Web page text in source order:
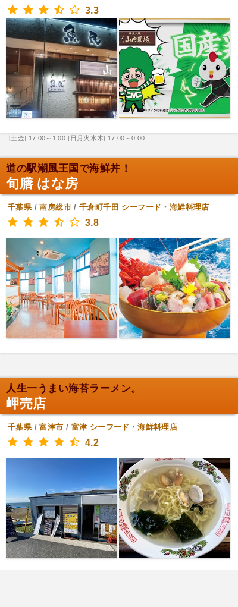
3.3
[土金] 17:00～1:00 [日月火水木] 17:00～0:00
道の駅潮風王国で海鮮丼！
旬膳 はな房
千葉県/南房総市/千倉町千田 シーフード・海鮮料理店
3.8
人生一うまい海苔ラーメン。
岬売店
千葉県/富津市 / 富津 シーフード・海鮮料理店
4.2